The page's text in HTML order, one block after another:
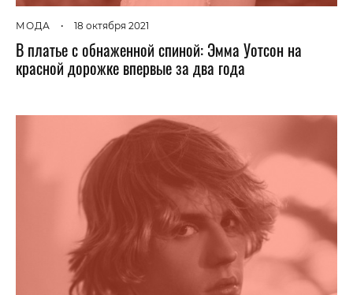
МОДА • 18 октября 2021
В платье с обнаженной спиной: Эмма Уотсон на
красной дорожке впервые за два года